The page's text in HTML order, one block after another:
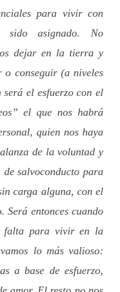
para vivir con
asignado. No
dejar en la tierra y
o conseguir (a niveles
el esfuerzo con el
el que nos habrá
quien nos haya
de la voluntad y
salvoconducto para
carga alguna, con el
Será entonces cuando
falta para vivir en la
lo más valioso:
a base de esfuerzo,